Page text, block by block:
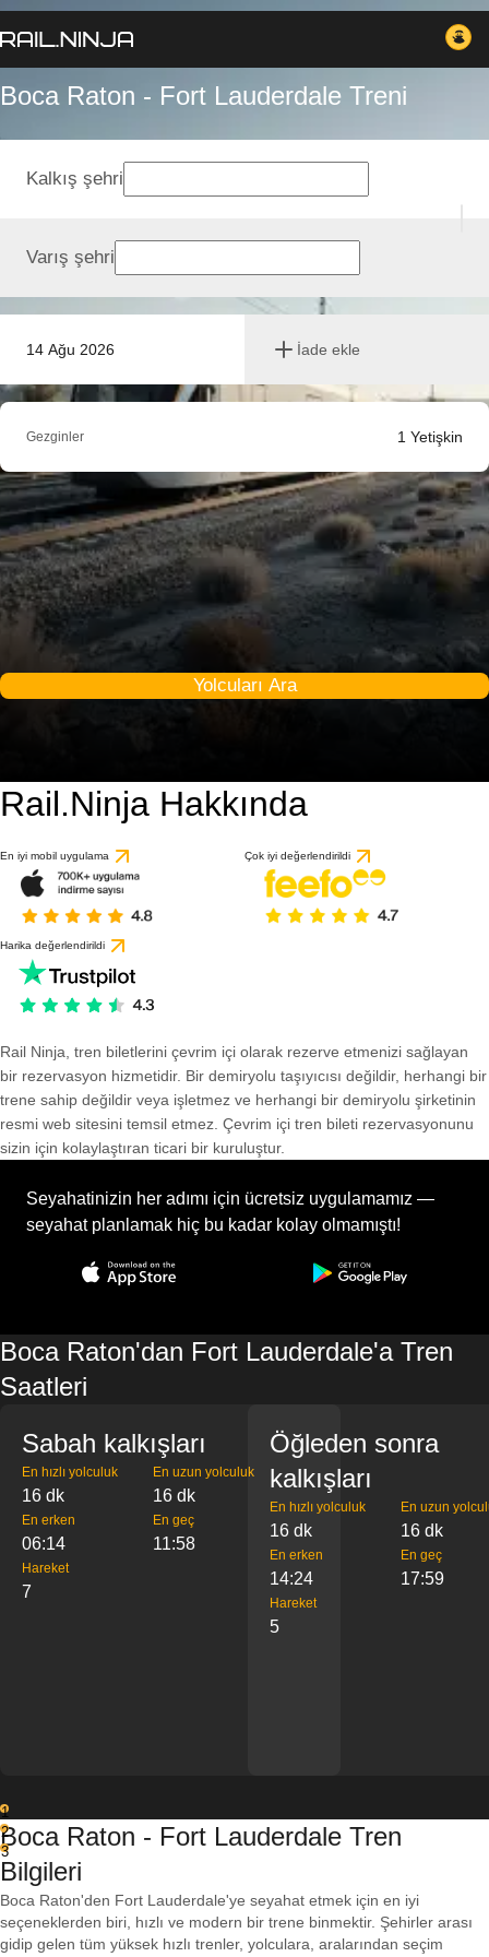
Boca Raton - Fort Lauderdale Treni
14 Ağu 2026 İade ekle
Kalkış şehri
Varış şehri
Gezginler 1 Yetişkin
Yolcuları Ara
Rail.Ninja Hakkında
En iyi mobil uygulama Çok iyi değerlendirildi
Harika değerlendirildi
Rail Ninja, tren biletlerini çevrim içi olarak rezerve etmenizi sağlayan
bir rezervasyon hizmetidir. Bir demiryolu taşıyıcısı değildir, herhangi bir
trene sahip değildir veya işletmez ve herhangi bir demiryolu şirketinin
resmi web sitesini temsil etmez. Çevrim içi tren bileti rezervasyonunu
sizin için kolaylaştıran ticari bir kuruluştur.
Seyahatinizin her adımı için ücretsiz uygulamamız —
seyahat planlamak hiç bu kadar kolay olmamıştı!
Boca Raton'dan Fort Lauderdale'a Tren
Saatleri
Sabah kalkışları
En hızlı yolculuk
16 dk
En uzun yolculuk
16 dk
En erken
06:14
En geç
11:58
Hareket
7
Öğleden sonra
kalkışları
En hızlı yolculuk
16 dk
En uzun
16 dk
En erken
14:24
En geç
17:59
Hareket
5
1
2
3
Boca Raton - Fort Lauderdale Tren
Bilgileri
Boca Raton'den Fort Lauderdale'ye seyahat etmek için en iyi
seçeneklerden biri, hızlı ve modern bir trene binmektir. Şehirler arası
gidip gelen tüm yüksek hızlı trenler, yolculara, aralarından seçim